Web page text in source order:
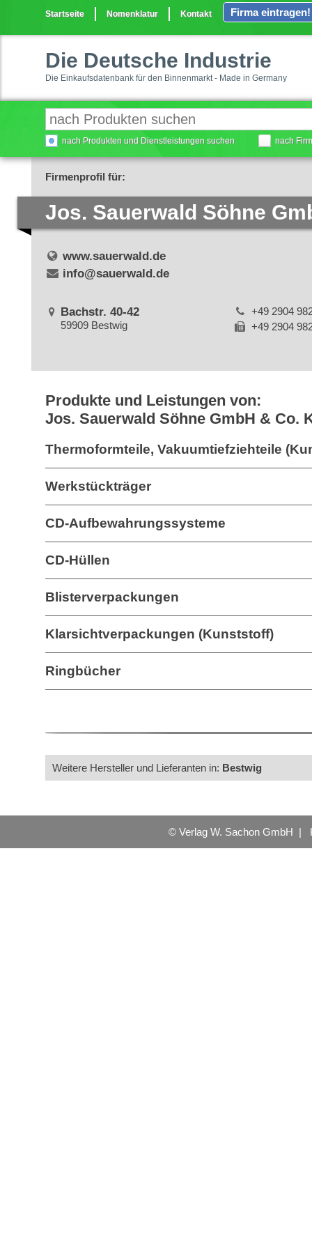
Startseite Nomenklatur Kontakt Firma eintragen!
Die Deutsche Industrie
Die Einkaufsdatenbank für den Binnenmarkt - Made in Germany
nach Produkten und Dienstleistungen suchen nach
Firmenprofil für:
Jos. Sauerwald Söhne
www.sauerwald.de
info@sauerwald.de
Bachstr. 40-42
59909 Bestwig
+49 2904
+49 2904
Produkte und Leistungen von:
Jos. Sauerwald Söhne GmbH & Co.
Thermoformteile, Vakuumtiefziehteile
Werkstückträger
CD-Aufbewahrungssysteme
CD-Hüllen
Blisterverpackungen
Klarsichtverpackungen (Kunststoff)
Ringbücher
Weitere Hersteller und Lieferanten in: Bestwig
© Verlag W. Sachon GmbH |